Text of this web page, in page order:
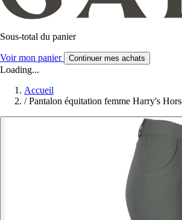
Sous-total du panier
Voir mon panier Continuer mes achats
Loading...
Accueil
/ Pantalon équitation femme Harry's